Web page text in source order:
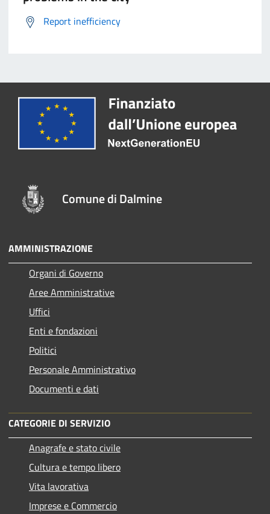
Report inefficiency
Comune di Dalmine
AMMINISTRAZIONE
Organi di Governo
Aree Amministrative
Uffici
Enti e fondazioni
Politici
Personale Amministrativo
Documenti e dati
CATEGORIE DI SERVIZIO
Anagrafe e stato civile
Cultura e tempo libero
Vita lavorativa
Imprese e Commercio